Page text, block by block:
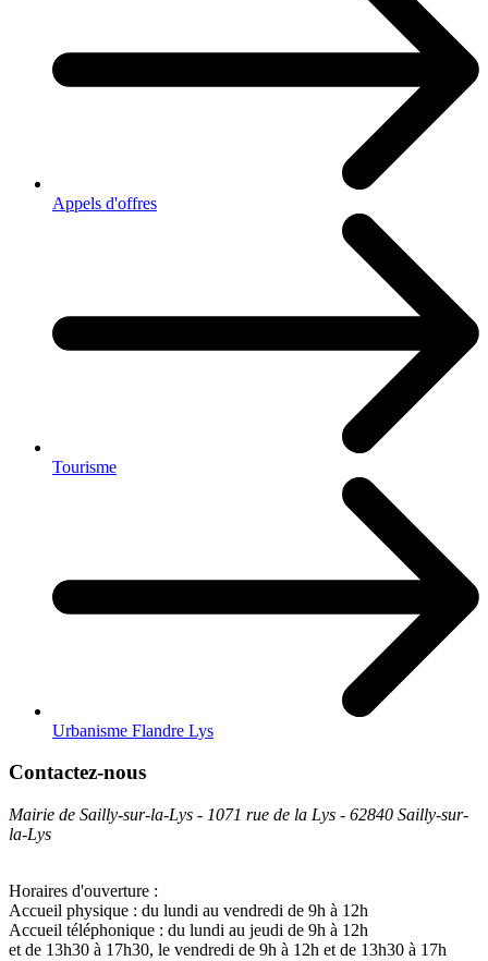
Appels d'offres
Tourisme
Urbanisme Flandre Lys
Contactez-nous
Mairie de Sailly-sur-la-Lys - 1071 rue de la Lys - 62840 Sailly-sur-
la-Lys
Horaires d'ouverture :
Accueil physique : du lundi au vendredi de 9h à 12h
Accueil téléphonique : du lundi au jeudi de 9h à 12h
et de 13h30 à 17h30, le vendredi de 9h à 12h et de 13h30 à 17h